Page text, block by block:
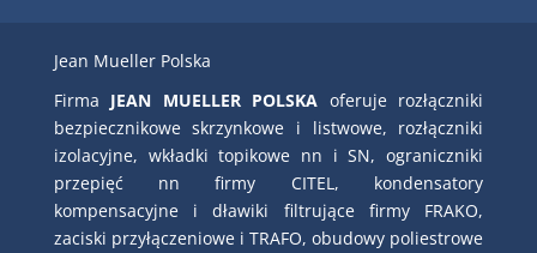
Jean Mueller Polska
Firma JEAN MUELLER POLSKA oferuje rozłączniki
bezpiecznikowe skrzynkowe i listwowe, rozłączniki
izolacyjne, wkładki topikowe nn i SN, ograniczniki
przepięć nn firmy CITEL, kondensatory
kompensacyjne i dławiki filtrujące firmy FRAKO,
zaciski przyłączeniowe i TRAFO, obudowy poliestrowe